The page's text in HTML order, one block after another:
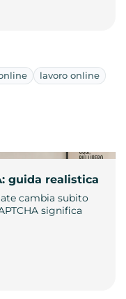
lavoro online
guida realistica
cambia subito
significa